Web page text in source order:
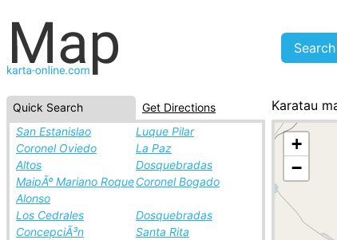
Quick Search
Get Directions
San Estanislao
Luque Pilar
Coronel Oviedo
La Paz
Altos
Dosquebradas
MaipÃº Mariano Roque
Alonso
Coronel Bogado
Los Cedrales
Dosquebradas
ConcepciÃ³n
Santa Rita
Karatau
+
−